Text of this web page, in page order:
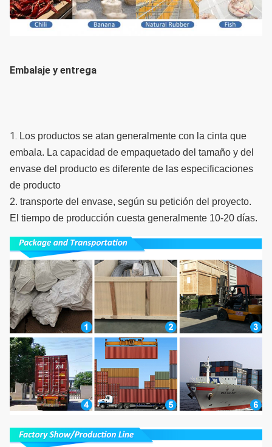
Embalaje y entrega
1. Los productos se atan generalmente con la cinta que
embala. La capacidad de empaquetado del tamaño y del
envase del producto es diferente de las especificaciones
de producto
2. transporte del envase, según su petición del proyecto.
El tiempo de producción cuesta generalmente 10-20 días.